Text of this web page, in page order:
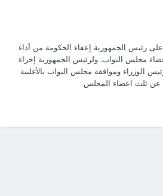
الدستور على رئيس الجمهورية إعفاء الحكومة من أداء
مجلس النواب. ولرئيس الجمهورية إجراء
الوزراء وموافقة مجلس النواب بالأغلبية
عن ثلث اعضاء المجلس